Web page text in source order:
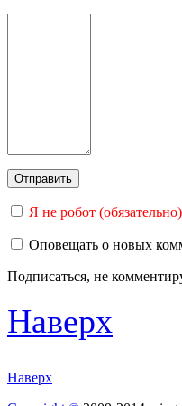
Я не робот (обязательно)
Оповещать о новых
Подписаться, не
Наверх
Наверх